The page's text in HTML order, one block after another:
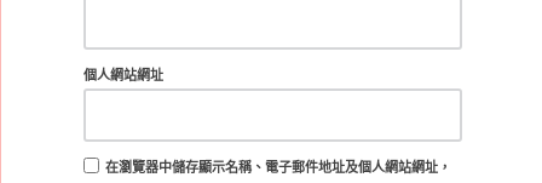
個人網站網址
在瀏覽器中儲存顯示名稱、電子郵件地址及個人網站網址，